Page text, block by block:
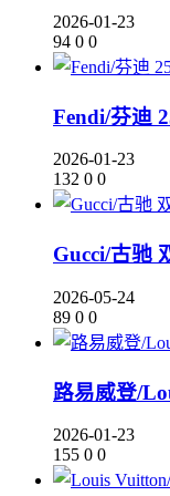
2026-01-23
94 0 0
Fendi/芬迪
2026-01-23
132 0 0
Gucci/古驰
2026-05-24
89 0 0
路易威登/
2026-01-23
155 0 0